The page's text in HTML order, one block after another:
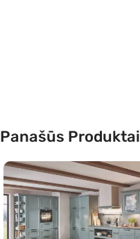
Panašūs Produktai